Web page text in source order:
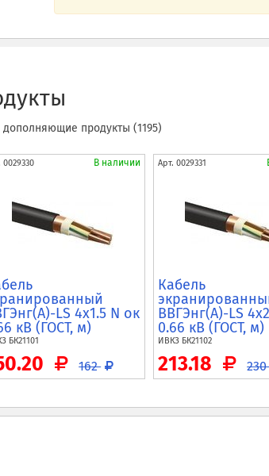
дополняющие продукты (1195)
0029330 В наличии
LS 4x1.5 N ок
кВ (ГОСТ, м)
БК21101
162
Арт. 0029331
Кабель
ВВГЭнг(A)-LS
0.66 кВ (ГОСТ, м)
ИВКЗ БК21102
213.18